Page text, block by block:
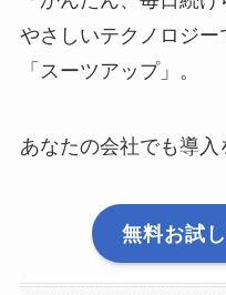
やさしいテクノロジ
「スーツアップ」。
あなたの会社でも導入
無料お試